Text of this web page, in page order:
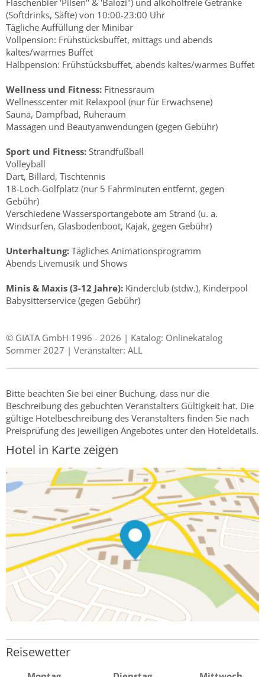
Flaschenbier 'Pilsen" & 'Balozi") und alkoholfreie Getränke
(Softdrinks, Säfte) von 10:00-23:00 Uhr
Tägliche Auffüllung der Minibar
Vollpension: Frühstücksbuffet, mittags und abends
kaltes/warmes Buffet
Halbpension: Frühstücksbuffet, abends kaltes/warmes Buffet
Wellness und Fitness: Fitnessraum
Wellnesscenter mit Relaxpool (nur für Erwachsene)
Sauna, Dampfbad, Ruheraum
Massagen und Beautyanwendungen (gegen Gebühr)
Sport und Fitness: Strandfußball
Volleyball
Dart, Billard, Tischtennis
18-Loch-Golfplatz (nur 5 Fahrminuten entfernt, gegen
Gebühr)
Verschiedene Wassersportangebote am Strand (u. a.
Windsurfen, Glasbodenboot, Kajak, gegen Gebühr)
Unterhaltung: Tägliches Animationsprogramm
Abends Livemusik und Shows
Minis & Maxis (3-12 Jahre): Kinderclub (stdw.), Kinderpool
Babysitterservice (gegen Gebühr)
© GIATA GmbH 1996 - 2026 | Katalog: Onlinekatalog
Sommer 2027 | Veranstalter: ALL
Bitte beachten Sie bei einer Buchung, dass nur die
Beschreibung des gebuchten Veranstalters Gültigkeit hat. Die
gültige Hotelbeschreibung des Veranstalters finden Sie nach
Preisprüfung des jeweiligen Angebotes unter den Hoteldetails.
Hotel in Karte zeigen
Reisewetter